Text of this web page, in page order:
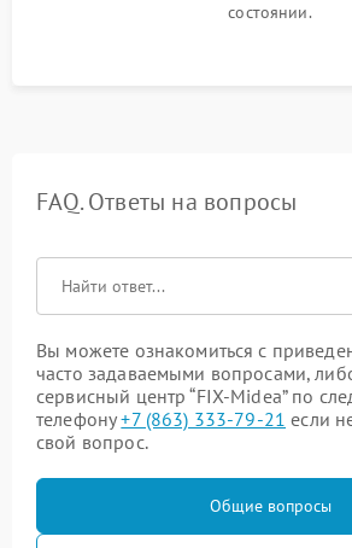
состоянии.
FAQ. Ответы на вопросы
Вы можете ознакомиться с
часто задаваемыми вопросами,
сервисный центр “FIX-Midea” по
телефону+7 (863) 333-79-21 если
свой вопрос.
Общие вопросы